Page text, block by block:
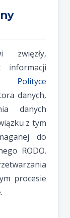
zwięzły,
informacji
Polityce
danych,
danych
z tym
do
RODO.
procesie